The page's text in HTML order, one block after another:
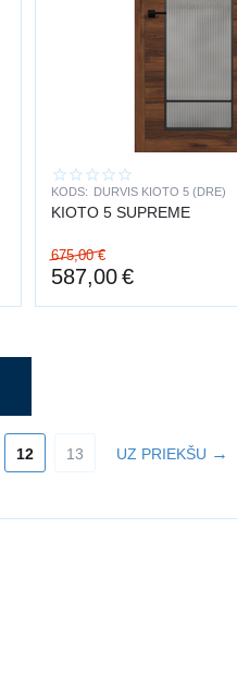
KODS: DURVIS KIOTO 5 (DRE)
KIOTO 5 SUPREME
675,00 €
587,00€
12 13 UZ PRIEKŠU